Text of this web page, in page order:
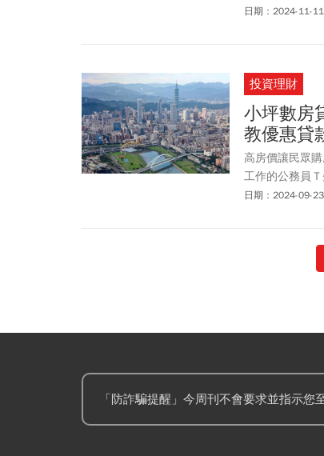
股旋風，餐廳
蔬食和點心，
名店，持續拓
月主打年輕的
日期：2024-11-11
投資理財
小坪數房
教優惠貸
高房價讓民眾
工作的公務員
行政院人事行
都會區房價高
處網站上都可
日期：2024-09-23
「防詐騙提醒」今周刊不會要求並指示